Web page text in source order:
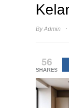
ByAdmin ·
56
SHARES